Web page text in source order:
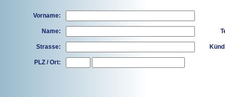
Vorname:
Name:
Strasse:
PLZ / Ort: